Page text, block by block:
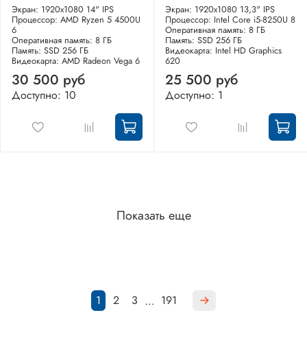
Экран: 1920x1080 14" IPS
Процессор: AMD Ryzen 5 4500U
6
Оперативная память: 8 ГБ
Память: SSD 256 ГБ
Видеокарта: AMD Radeon Vega 6
30 500 руб
Доступно: 10
Экран: 1920x1080 13,3" IPS
Процессор: Intel Core i5-8250U 8
Оперативная память: 8 ГБ
Память: SSD 256 ГБ
Видеокарта: Intel HD Graphics
620
25 500 руб
Доступно: 1
Показать еще
1 2 3 … 191